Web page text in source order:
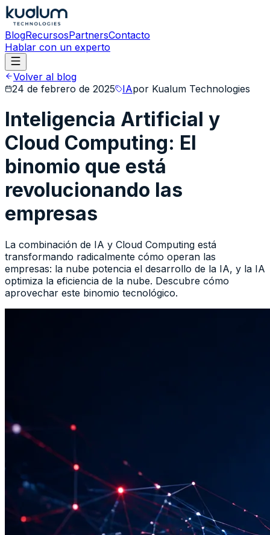
BlogRecursosPartnersContacto
Hablar con un experto
Volver al blog
24 de febrero de 2025
IApor Kualum Technologies
Inteligencia Artificial y
Cloud Computing: El
binomio que está
revolucionando las
empresas
La combinación de IA y Cloud Computing está
transformando radicalmente cómo operan las
empresas: la nube potencia el desarrollo de la IA, y la IA
optimiza la eficiencia de la nube. Descubre cómo
aprovechar este binomio tecnológico.